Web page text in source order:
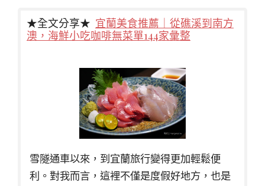
★全文分享★ 宜蘭美食推薦｜從礁溪到南方
澳，海鮮小吃咖啡無菜單144家彙整
雪隧通車以來，到宜蘭旅行變得更加輕鬆便
利。對我而言，這裡不僅是度假好地方，也是